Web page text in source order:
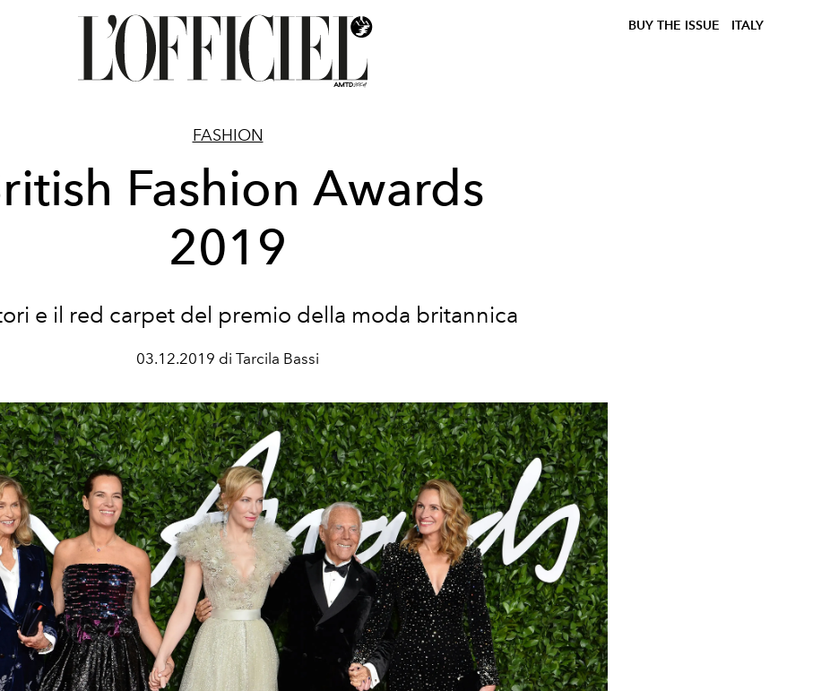
BUY THE ISSUE ITALY
FASHION
Fashion Awards
2019
e il red carpet del premio della moda britannica
03.12.2019 di Tarcila Bassi